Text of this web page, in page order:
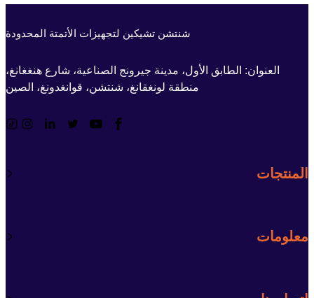
شنتشن تشيكين لتجهيزات الأتمتة المحدودة
العنوان: الطابق الأول، مدينة جيرونج الصناعية، شارع هنغغانغ،
منطقة لونغقانغ، شنتشن، قوانغدونغ، الصين
المنتجات
معلومات